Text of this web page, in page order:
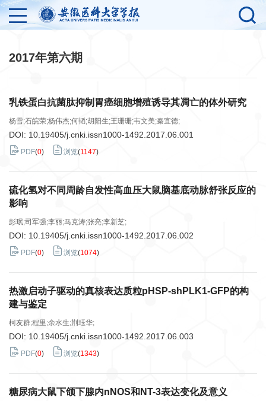
2017年第六期
乳铁蛋白抗菌肽抑制胃癌细胞增殖诱导其凋亡的体外研究
杨雪;石皖荣;杨伟杰;何韬;胡阳生;王珊珊;韦文美;秦宜德;
DOI: 10.19405/j.cnki.issn1000-1492.2017.06.001
PDF(0) 浏览(1147)
硫化氢对不同周龄自发性高血压大鼠脑基底动脉舒张反应的
影响
彭珉;司军强;李丽;马克涛;张亮;李新芝;
DOI: 10.19405/j.cnki.issn1000-1492.2017.06.002
PDF(0) 浏览(1074)
热激启动子驱动的真核表达质粒pHSP-shPLK1-GFP的构
建与鉴定
柯友群;程里;余水生;荆珏华;
DOI: 10.19405/j.cnki.issn1000-1492.2017.06.003
PDF(0) 浏览(1343)
糖尿病大鼠下颌下腺内nNOS和NT-3表达变化及意义